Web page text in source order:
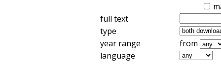
full text
type
year range
from
language